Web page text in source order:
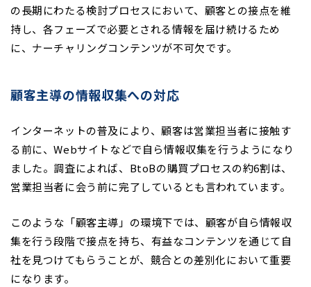
の長期にわたる検討プロセスにおいて、顧客との接点を維
持し、各フェーズで必要とされる情報を届け続けるため
に、ナーチャリングコンテンツが不可欠です。
顧客主導の情報収集への対応
インターネットの普及により、顧客は営業担当者に接触す
る前に、Webサイトなどで自ら情報収集を行うようになり
ました。調査によれば、BtoBの購買プロセスの約6割は、
営業担当者に会う前に完了しているとも言われています。
このような「顧客主導」の環境下では、顧客が自ら情報収
集を行う段階で接点を持ち、有益なコンテンツを通じて自
社を見つけてもらうことが、競合との差別化において重要
になります。